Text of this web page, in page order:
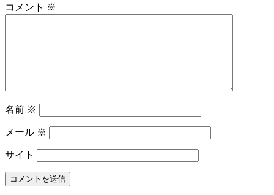
コメント ※
名前 ※
メール ※
サイト